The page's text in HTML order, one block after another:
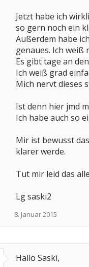
Jetzt habe ich
so gern noch ein
Außerdem habe
genaues. Ich weiß
Es gibt tage an
Ich weiß grad
Mich nervt dieses
Ist denn hier jmd
Ich habe auch so
Mir ist bewusst
klarer werde.
Tut mir leid das
Lg saski2
8. Januar 2015
Hallo Saski,